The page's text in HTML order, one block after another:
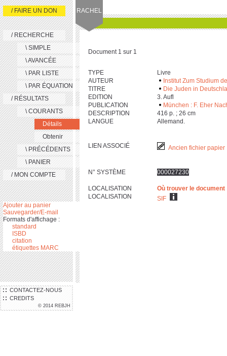
RACHEL
CONTACTEZ-NOUS
CREDITS
© 2014 REBJH
/ FAIRE UN DON
/ RECHERCHE
\ SIMPLE
\ AVANCÉE
\ PAR LISTE
\ PAR ÉQUATION
/ RÉSULTATS
\ COURANTS
Détails
Obtenir
\ PRÉCÉDENTS
\ PANIER
/ MON COMPTE
Ajouter au panier
Sauvegarder/E-mail
Formats d'affichage :
standard
ISBD
citation
étiquettes MARC
Document 1 sur 1
TYPE
Livre
AUTEUR
Institut Zum Studium
TITRE
Die Juden in
EDITION
3. Aufl
PUBLICATION
München : F. Eher
DESCRIPTION
‎4‎1‎6 p. ; ‎2‎6 cm
LANGUE
Allemand.
LIEN ASSOCIÉ Ancien fichier papier
N° SYSTÈME 000027230
LOCALISATION
Où trouver le document
LOCALISATION
SIF